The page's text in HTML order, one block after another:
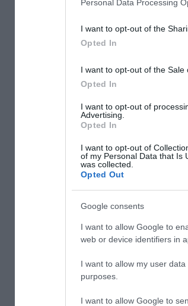
Personal Data Processing
I want to opt-out of the
Opted In
I want to opt-out of the Sale
Opted In
I want to opt-out of
Advertising.
Opted In
I want to opt-out of
of my Personal Data that Is
was collected.
Opted Out
Google consents
I want to allow Google to
web or device identifiers in
I want to allow my user
purposes.
I want to allow Google to
vörös szőnyegen sétálva, és kóstolja